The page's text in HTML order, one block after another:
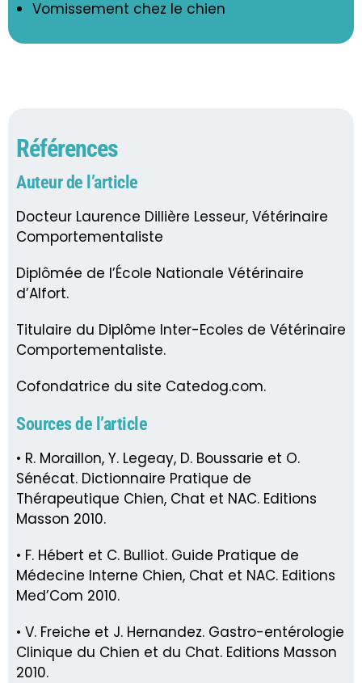
Vomissement chez le chien
Références
Auteur de l’article
Docteur Laurence Dillière Lesseur, Vétérinaire
Comportementaliste
Diplômée de l’École Nationale Vétérinaire
d’Alfort.
Titulaire du Diplôme Inter-Ecoles de Vétérinaire
Comportementaliste.
Cofondatrice du site Catedog.com.
Sources de l’article
• R. Moraillon, Y. Legeay, D. Boussarie et O.
Sénécat. Dictionnaire Pratique de
Thérapeutique Chien, Chat et NAC. Editions
Masson 2010.
• F. Hébert et C. Bulliot. Guide Pratique de
Médecine Interne Chien, Chat et NAC. Editions
Med’Com 2010.
• V. Freiche et J. Hernandez. Gastro-entérologie
Clinique du Chien et du Chat. Editions Masson
2010.